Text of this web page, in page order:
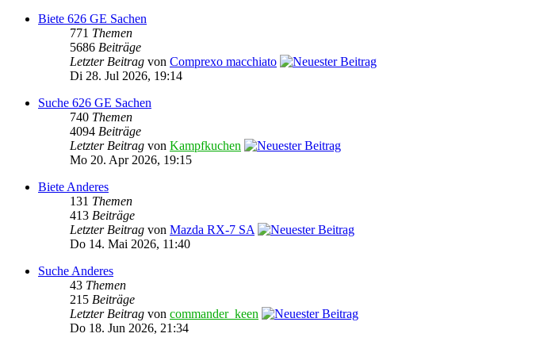
Biete 626 GE Sachen
771 Themen
5686 Beiträge
Letzter Beitrag von Comprexo macchiato
Di 28. Jul 2026, 19:14
Suche 626 GE Sachen
740 Themen
4094 Beiträge
Letzter Beitrag von Kampfkuchen
Mo 20. Apr 2026, 19:15
Biete Anderes
131 Themen
413 Beiträge
Letzter Beitrag von Mazda RX-7 SA
Do 14. Mai 2026, 11:40
Suche Anderes
43 Themen
215 Beiträge
Letzter Beitrag von commander_keen
Do 18. Jun 2026, 21:34